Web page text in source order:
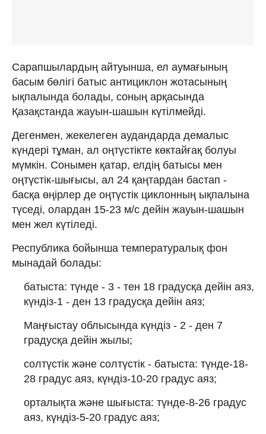
Сарапшылардың айтуынша, ел аумағының
басым бөлігі батыс антициклон жотасының
ықпалында болады, соның арқасында
Қазақстанда жауын-шашын күтілмейді.
Дегенмен, жекелеген аудандарда демалыс
күндері тұман, ал оңтүстікте көктайғақ болуы
мүмкін. Сонымен қатар, елдің батысы мен
оңтүстік-шығысы, ал 24 қаңтардан бастап -
басқа өңірлер де оңтүстік циклонның ықпалына
түседі, олардан 15-23 м/с дейін жауын-шашын
мен жел күтіледі.
Республика бойынша температуралық фон
мынадай болады:
батыста: түнде - 3 - тен 18 градусқа дейін аяз,
күндіз-1 - ден 13 градусқа дейін аяз;
Маңғыстау облысында күндіз - 2 - ден 7
градусқа дейін жылы;
солтүстік және солтүстік - батыста: түнде-18-
28 градус аяз, күндіз-10-20 градус аяз;
орталықта және шығыста: түнде-8-26 градус
аяз, күндіз-5-20 градус аяз;